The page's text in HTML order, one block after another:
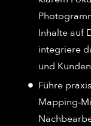
Inhalte auf
integriere
und
Führe